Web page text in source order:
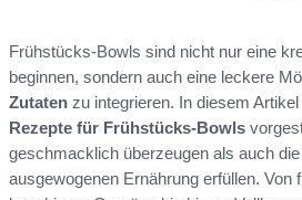
Frühstücks-Bowls sind nicht nur eine
beginnen, sondern auch eine leckere
Zutaten zu integrieren. In diesem
Rezepte für Frühstücks-Bowls
geschmacklich überzeugen als auch
ausgewogenen Ernährung erfüllen. Von